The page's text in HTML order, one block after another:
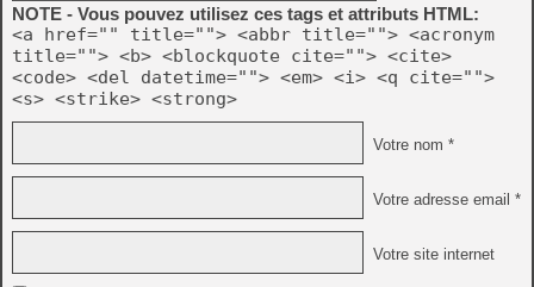
NOTE - Vous pouvez utilisez ces tags et attributs HTML:
<a href="" title=""> <abbr title=""> <acronym
title=""> <b> <blockquote cite=""> <cite>
<code> <del datetime=""> <em> <i> <q cite="">
<s> <strike> <strong>
Votre nom *
Votre adresse email *
Votre site internet